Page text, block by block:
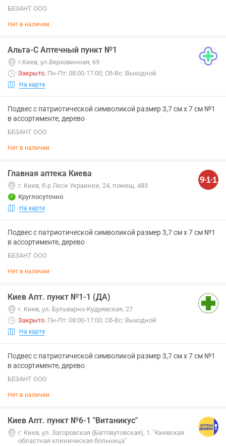
БЕЗАНТ ООО
Нет в наличии
Альта-С Аптечный пункт №1
г.Киев, ул.Верховинная, 69
Закрыто. Пн-Пт: 08:00-17:00; Сб-Вс: Выходной
На карте
Подвес с патриотической символикой размер 3,7 см х 7 см №1
в ассортименте, дерево
БЕЗАНТ ООО
Нет в наличии
Главная аптека Киева
г. Киев, б-р Леси Украинки, 24, помещ. 483
Круглосуточно
На карте
Подвес с патриотической символикой размер 3,7 см х 7 см №1
в ассортименте, дерево
БЕЗАНТ ООО
Нет в наличии
Киев Апт. пункт №1-1 (ДА)
г. Киев, ул. Бульварно-Кудрявская, 27
Закрыто. Пн-Пт: 08:00-17:00; Сб-Вс: Выходной
На карте
Подвес с патриотической символикой размер 3,7 см х 7 см №1
в ассортименте, дерево
БЕЗАНТ ООО
Нет в наличии
Киев Апт. пункт №6-1 "Витаникус"
г. Киев, ул. Загоровская (Багговутовская), 1. "Киевская
областная клиническая больница"